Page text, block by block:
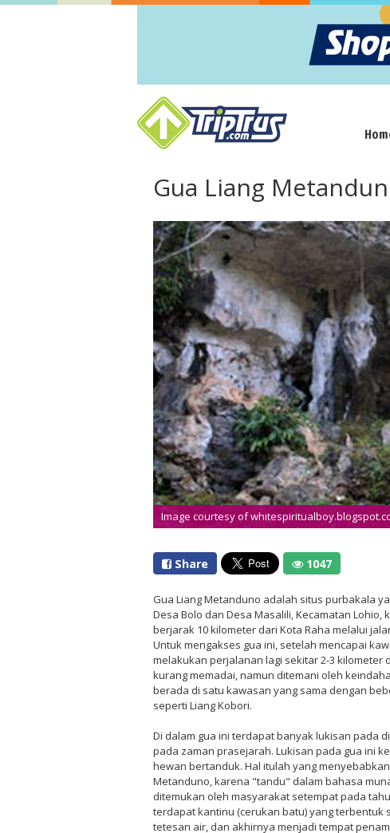
Gua Liang
Image courtesy of
Share 1047
Gua Liang Metanduno adalah situs purbakala
Desa Bolo dan Desa Masalili, Kecamatan Lohio,
berjarak 10 kilometer dari Kota Raha melalui
Untuk mengakses gua ini, setelah mencapai
melakukan perjalanan lagi sekitar 2-3 kilometer
kurang memadai, namun ditemani oleh
berada di satu kawasan yang sama dengan
seperti Liang Kobori.
Di dalam gua ini terdapat banyak lukisan pada
pada zaman prasejarah. Lukisan pada gua ini
hewan bertanduk. Hal itulah yang
Metanduno, karena "tandu" dalam bahasa
ditemukan oleh masyarakat setempat pada
terdapat kantinu (cerukan batu) yang terbentuk
tetesan air, dan akhirnya menjadi tempat